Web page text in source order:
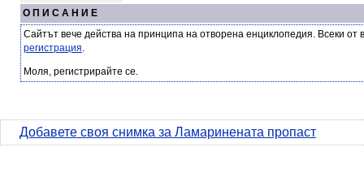
О П И С А Н И Е
Сайтът вече действа на принципа на отворена енциклопедия. Всеки
регистрация.
Моля, регистрирайте се.
Добавете своя снимка за Ламаринената пропаст